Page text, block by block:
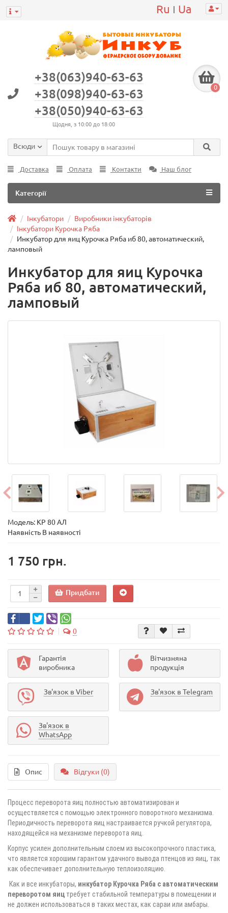
Ru | Ua
+38(063)940-63-63
+38(098)940-63-63
+38(050)940-63-63
Щодня, з 10:00 до 18:00
0
Всюди
Доставка Оплата Контакти Наш блог
Категорії
Інкубатори
Виробники інкубаторів
Інкубатори Курочка Ряба
Инкубатор для яиц Курочка Ряба иб 80, автоматический,
ламповый
Инкубатор для яиц Курочка
Ряба иб 80, автоматический,
ламповый
Модель: КР 80 АЛ
Наявність В наявності
1 750 грн.
Придбати
0
Гарантія
виробника
Вітчизняна
продукція
Зв'язок в Viber Зв'язок в Telegram
Зв'язок в
WhatsApp
Опис Відгуки (0)
Процесс переворота яиц полностью автоматизирован и
осуществляется с помощью электронного поворотного механизма.
Периодичность переворота яиц настраивается ручкой регулятора,
находящейся на механизме переворота яиц.
Корпус усилен дополнительным слоем из высокопрочного пластика,
что является хорошим гарантом удачного вывода птенцов из яиц, так
как обеспечивает дополнительную теплоизоляцию.
Как и все инкубаторы, инкубатор Курочка Ряба с автоматическим
переворотом яиц требует стабильной температуры в помещении и
не должен использоваться в таких местах, как сараи или амбары.